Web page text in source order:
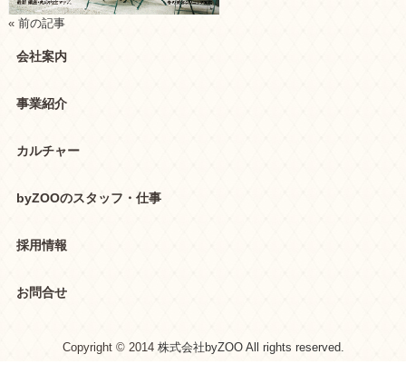
« 前の記事
会社案内
事業紹介
カルチャー
byZOOのスタッフ・仕事
採用情報
お問合せ
Copyright © 2014 株式会社byZOO All rights reserved.